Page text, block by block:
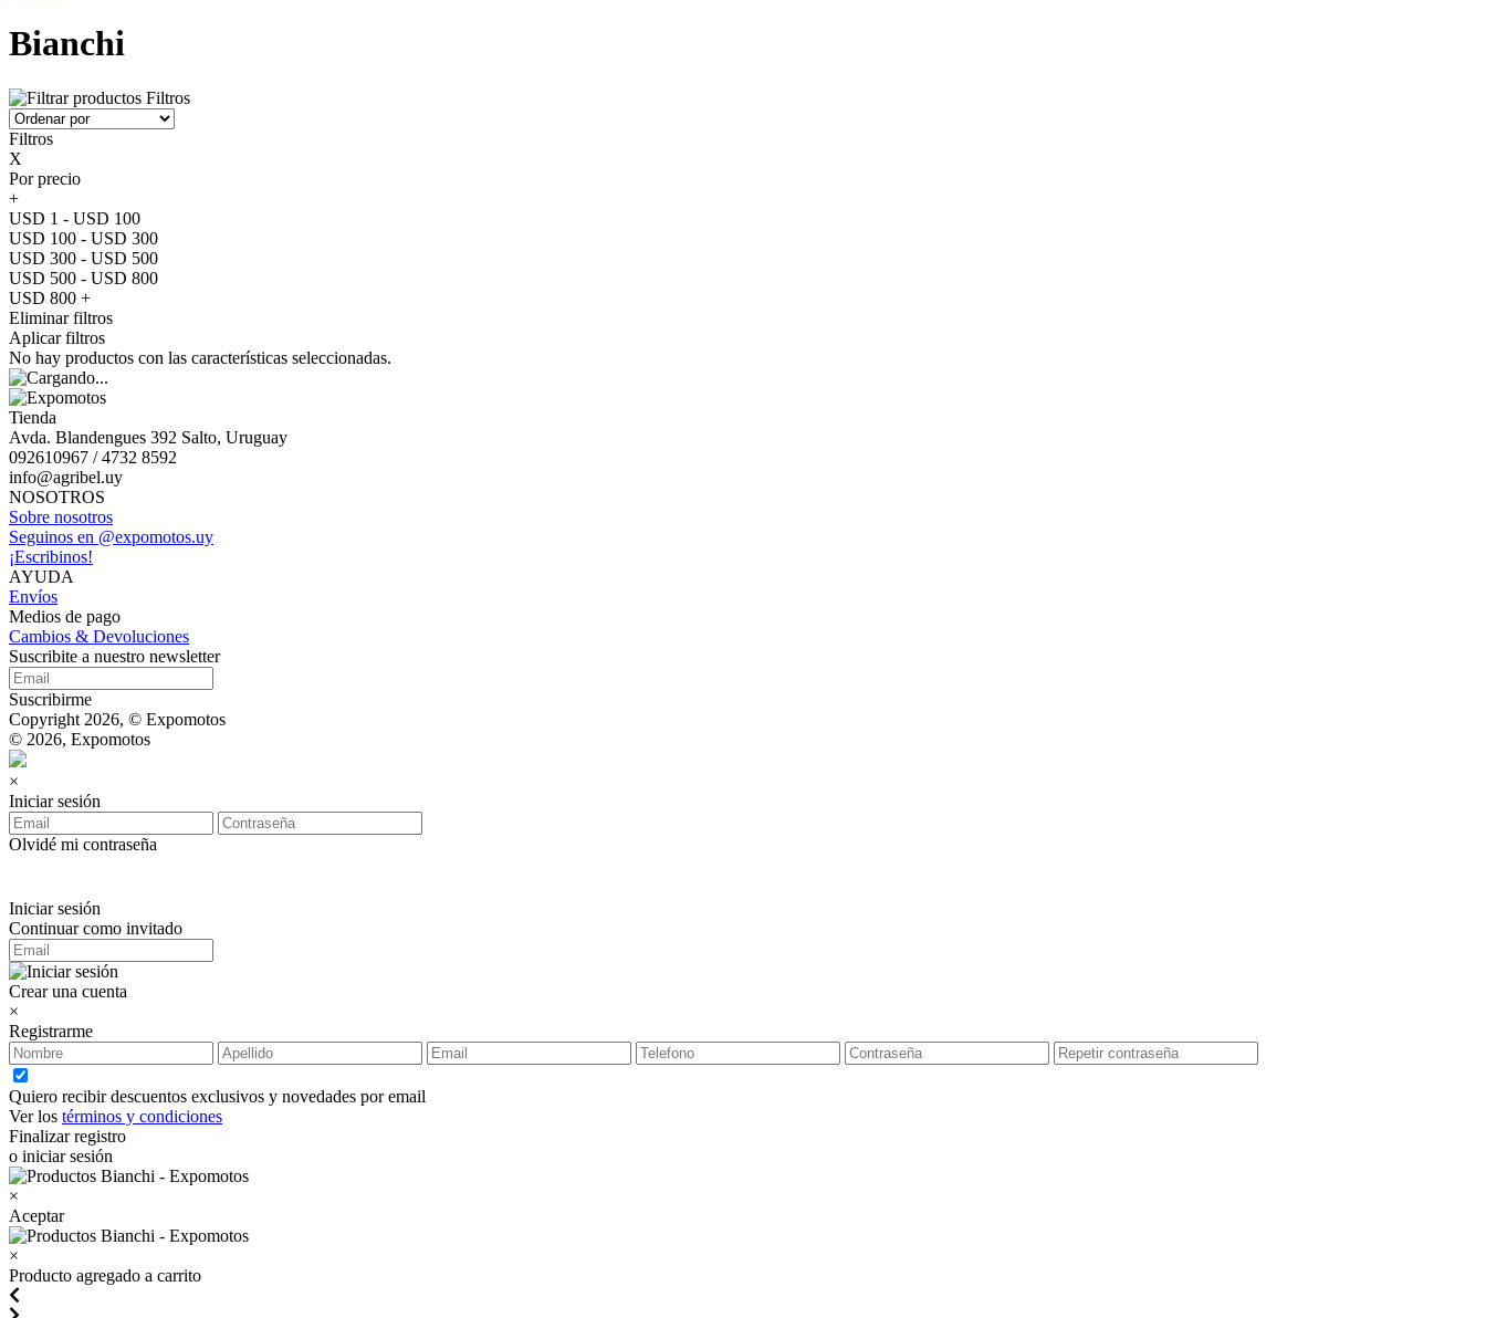
Bianchi
Filtros
Filtros
X
Por precio
+
USD 1 - USD 100
USD 100 - USD 300
USD 300 - USD 500
USD 500 - USD 800
USD 800 +
Eliminar filtros
Aplicar filtros
No hay productos con las características seleccionadas.
Tienda
Avda. Blandengues 392 Salto, Uruguay
092610967 / 4732 8592
info@agribel.uy
NOSOTROS
Sobre nosotros
Seguinos en @expomotos.uy
¡Escribinos!
AYUDA
Envíos
Medios de pago
Cambios & Devoluciones
Suscribite a nuestro newsletter
Suscribirme
Copyright 2026, © Expomotos
© 2026, Expomotos
×
Iniciar sesión
Olvidé mi contraseña
Iniciar sesión
Continuar como invitado
Crear una cuenta
×
Registrarme
Quiero recibir descuentos exclusivos y novedades por email
Ver los términos y condiciones
Finalizar registro
o iniciar sesión
×
Aceptar
×
Producto agregado a carrito